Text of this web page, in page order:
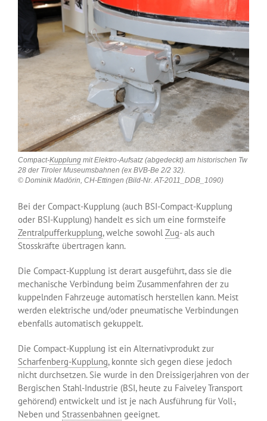
Compact-Kupplungmit Elektro-Aufsatz (abgedeckt) am historischen Tw
28 der Tiroler Museumsbahnen (ex BVB-Be 2/2 32).
© Dominik Madörin, CH-Ettingen (Bild-Nr. AT-2011_DDB_1090)
Bei der Compact-Kupplung (auch BSI-Compact-Kupplung
oder BSI-Kupplung) handelt es sich um eine formsteife
Zentralpufferkupplung, welche sowohl Zug- als auch
Stosskräfte übertragen kann.
Die Compact-Kupplung ist derart ausgeführt, dass sie die
mechanische Verbindung beim Zusammenfahren der zu
kuppelnden Fahrzeuge automatisch herstellen kann. Meist
werden elektrische und/oder pneumatische Verbindungen
ebenfalls automatisch gekuppelt.
Die Compact-Kupplung ist ein Alternativprodukt zur
Scharfenberg-Kupplung, konnte sich gegen diese jedoch
nicht durchsetzen. Sie wurde in den Dreissigerjahren von der
Bergischen Stahl-Industrie (BSI, heute zu Faiveley Transport
gehörend) entwickelt und ist je nach Ausführung für Voll-,
Neben und Strassenbahnengeeignet.